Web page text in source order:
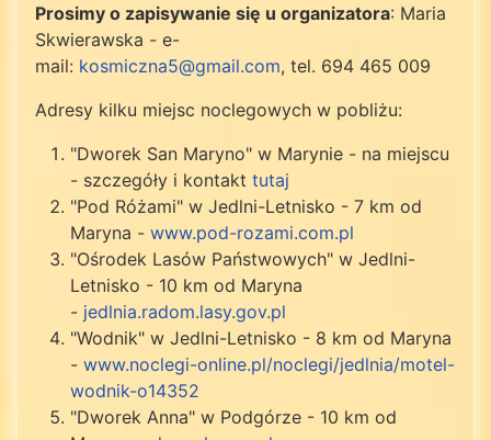
Prosimy o zapisywanie się u organizatora: Maria
Skwierawska - e-
mail: kosmiczna5@gmail.com, tel. 694 465 009
Adresy kilku miejsc noclegowych w pobliżu:
"Dworek San Maryno" w Marynie - na miejscu
- szczegóły i kontakt tutaj
"Pod Różami" w Jedlni-Letnisko - 7 km od
Maryna - www.pod-rozami.com.pl
"Ośrodek Lasów Państwowych" w Jedlni-
Letnisko - 10 km od Maryna
- jedlnia.radom.lasy.gov.pl
"Wodnik" w Jedlni-Letnisko - 8 km od Maryna
- www.noclegi-online.pl/noclegi/jedlnia/motel-
wodnik-o14352
"Dworek Anna" w Podgórze - 10 km od